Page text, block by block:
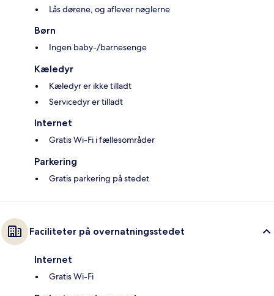
Lås dørene, og aflever nøglerne
Børn
Ingen baby-/barnesenge
Kæledyr
Kæledyr er ikke tilladt
Servicedyr er tilladt
Internet
Gratis Wi-Fi i fællesområder
Parkering
Gratis parkering på stedet
Faciliteter på overnatningsstedet
Internet
Gratis Wi-Fi